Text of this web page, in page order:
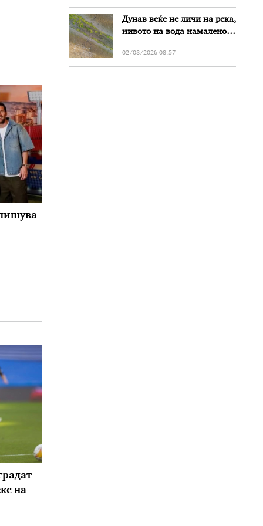
на
злоупотреби
Дунав веќе не личи на река,
нивото на вода намалено
Бугарија
02/08/2026 08:57